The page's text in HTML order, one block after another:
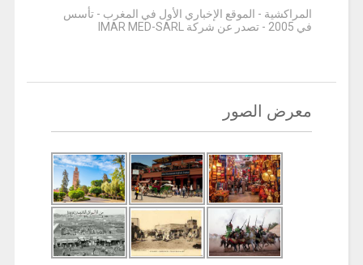
المراكشية - الموقع الإخباري الأول في المغرب - تأسس
في 2005 - تصدر عن شركة IMAR MED-SARL
معرض الصور